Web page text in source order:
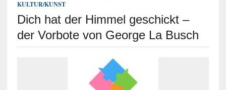
KULTUR/KUNST
Dich hat der Himmel geschickt –
der Vorbote von George La Busch